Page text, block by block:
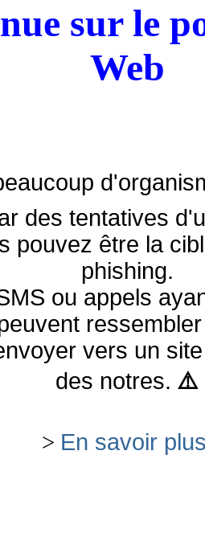
sur le
Web
des tentatives
pouvez être la
phishing.
ou appels
vers un
des notres. ⚠️
> En savoir